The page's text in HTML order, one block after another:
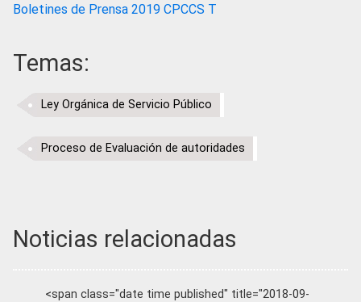
Boletines de Prensa 2019 CPCCS T
Temas:
Ley Orgánica de Servicio Público
Proceso de Evaluación de autoridades
Noticias relacionadas
<span class="date time published" title="2018-09-